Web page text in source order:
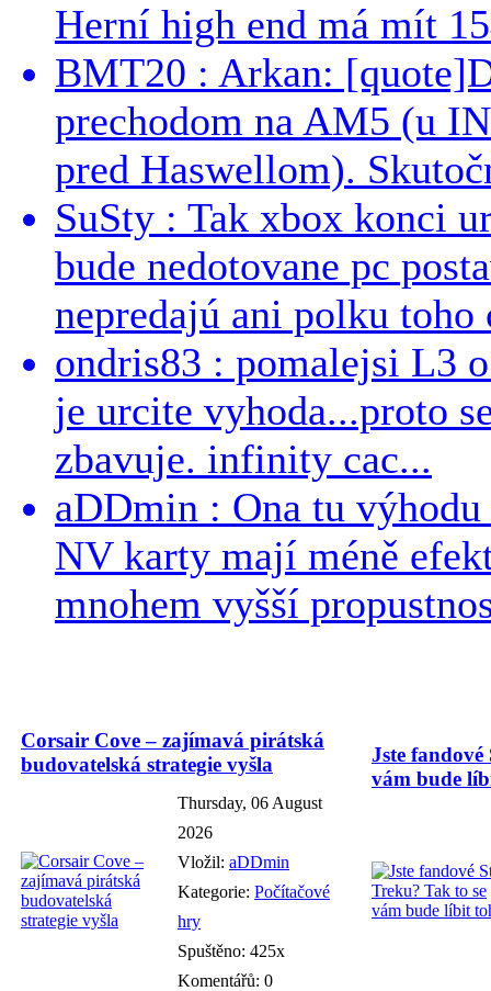
Herní high end má mít
BMT20 : Arkan:
prechodom na AM5 (u
pred Haswellom).
SuSty : Tak xbox konci
bude nedotovane pc
nepredajú ani polku toho
ondris83 : pomalejsi L3
je urcite vyhoda...proto
zbavuje. infinity cac...
aDDmin : Ona tu
NV karty mají méně
mnohem vyšší
Corsair Cove – zajímavá pirátská
budovatelská strategie vyšla
Thursday, 06 August
2026
Vložil: aDDmin
Kategorie: Počítačové
hry
Spuštěno: 425x
Komentářů: 0
Jste
vám bude